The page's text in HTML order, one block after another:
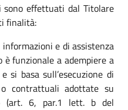
effettuati dal Titolare
finalità:
e di assistenza
funzionale a adempiere a
si basa sull’esecuzione di
contrattuali adottate su
(art. 6, par.1 lett. b del